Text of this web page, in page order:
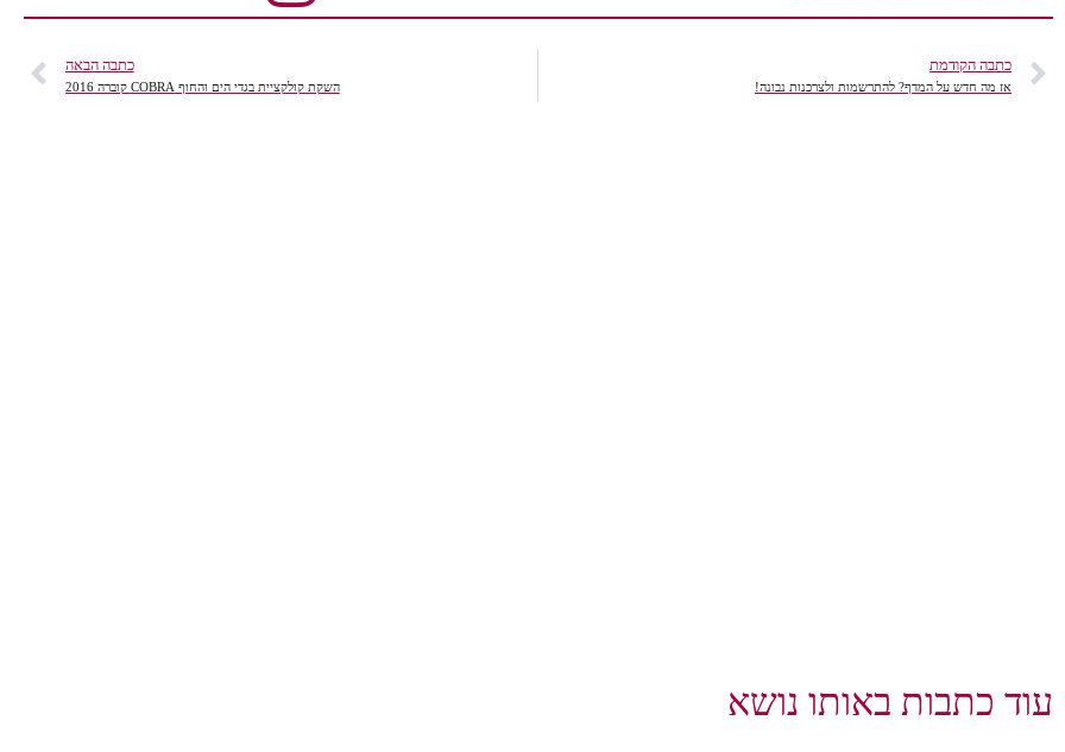
כתבה הקודמת
אז מה חדש על המדף? להתרשמות ולצרכנות נבונה!
כתבה הבאה
השקת קולקציית בגדי הים והחוף COBRA קוברה 2016
עוד כתבות באותו נושא